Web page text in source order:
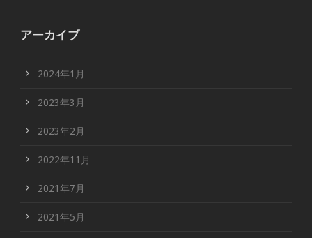
アーカイブ
2024年1月
2023年3月
2023年2月
2022年11月
2021年7月
2021年5月